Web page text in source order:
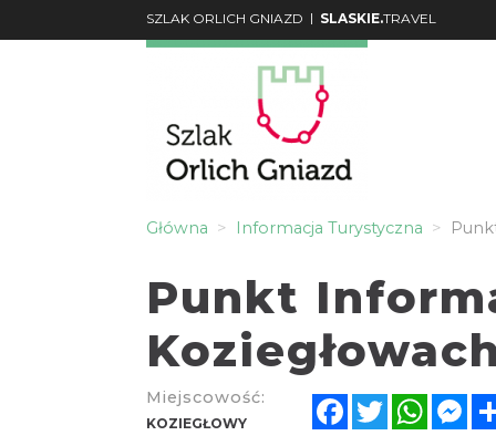
SZLAK ORLICH GNIAZD | SLASKIE.TRAVEL
Główna Informacja Turystyczna
Punkt
Miejscowość:
KOZIEGŁOWY
FacebookTwitter